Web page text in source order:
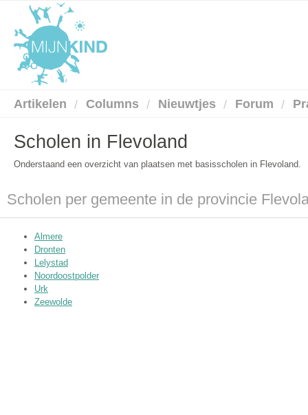
Artikelen Columns Nieuwtjes Forum
Scholen in Flevoland
Onderstaand een overzicht van plaatsen met basisscholen in Flevoland.
Scholen per gemeente in de provincie
Almere
Dronten
Lelystad
Noordoostpolder
Urk
Zeewolde